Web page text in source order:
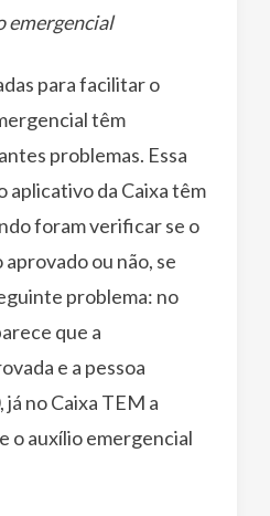
emergencial
para facilitar o
têm
problemas. Essa
aplicativo da Caixa têm
foram verificar se o
ou não, se
problema: no
que a
e a pessoa
no Caixa TEM a
o auxílio emergencial